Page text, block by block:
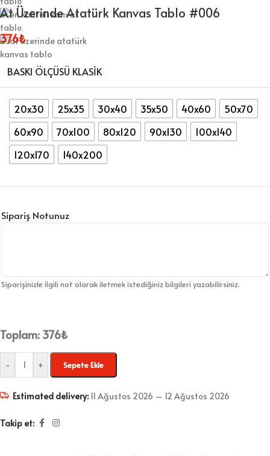
At Üzerinde Atatürk Kanvas Tablo #006
376₺
BASKI ÖLÇÜSÜ KLASIK
20x30 25x35 30x40 35x50 40x60
50x70
60x90
70x100 80x120 90x130
100x140
120x170
140x200
Sipariş Notunuz
Siparişinizle ilgili not olarak iletmek istediğiniz bilgileri yazabilirsiniz.
Toplam: 376₺
- + Sepete Ekle
Estimated delivery: 11 Ağustos 2026 – 12 Ağustos 2026
Takip et: